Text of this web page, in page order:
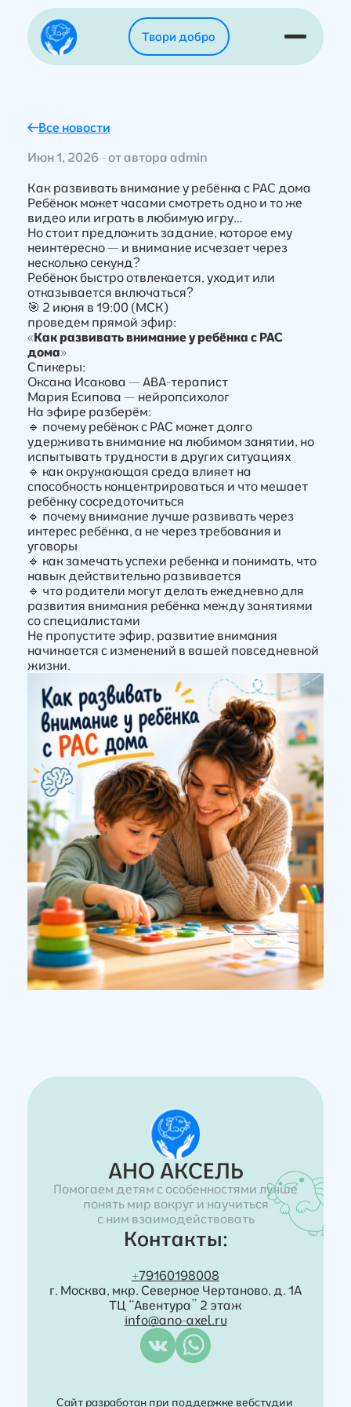
Твори добро
Все новости
Июн 1, 2026 - от автора admin
Как развивать внимание у ребёнка с РАС дома
Ребёнок может часами смотреть одно и то же
видео или играть в любимую игру…
Но стоит предложить задание, которое ему
неинтересно — и внимание исчезает через
несколько секунд?
Ребёнок быстро отвлекается, уходит или
отказывается включаться?
🎯 2 июня в 19:00 (МСК)
проведем прямой эфир:
«Как развивать внимание у ребёнка с РАС
дома»
Спикеры:
Оксана Исакова — ABA-терапист
Мария Есипова — нейропсихолог
На эфире разберём:
🔹 почему ребёнок с РАС может долго
удерживать внимание на любимом занятии, но
испытывать трудности в других ситуациях
🔹 как окружающая среда влияет на
способность концентрироваться и что мешает
ребёнку сосредоточиться
🔹 почему внимание лучше развивать через
интерес ребёнка, а не через требования и
уговоры
🔹 как замечать успехи ребенка и понимать, что
навык действительно развивается
🔹 что родители могут делать ежедневно для
развития внимания ребёнка между занятиями
со специалистами
Не пропустите эфир, развитие внимания
начинается с изменений в вашей повседневной
жизни.
AHО АКСЕЛЬ
Помогаем детям с особенностями лучше
понять мир вокруг и научиться
с ним взаимодействовать
Контакты:
+79160198008
г. Москва, мкр. Северное Чертаново, д. 1А
ТЦ “Авентура” 2 этаж
info@ano-axel.ru
Сайт разработан при поддержке вебстудии